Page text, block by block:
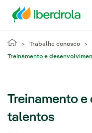
Trabalhe conosco
Treinamento e
Treinamento
talentos